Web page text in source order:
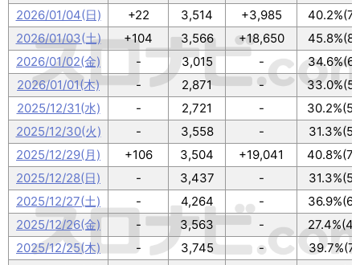
2026/01/04(日)
+22 3,514 +3,985
2026/01/03(土)
+104 3,566 +18,650
2026/01/02(金)
- 3,015 -
2026/01/01(木)
- 2,871 -
2025/12/31(水)
- 2,721 -
2025/12/30(火)
- 3,558 -
2025/12/29(月)
+106 3,504 +19,041
2025/12/28(日)
- 3,437 -
2025/12/27(土)
- 4,264 -
2025/12/26(金)
- 3,563 -
2025/12/25(木)
- 3,745 -